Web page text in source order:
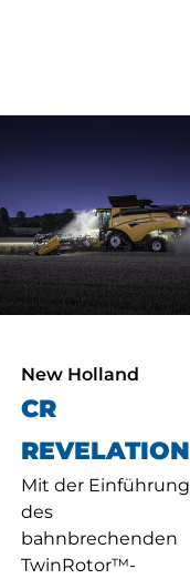
1180
New Holland
CR
REVELATION
Mit der Einführung
des
bahnbrechenden
TwinRotor™-